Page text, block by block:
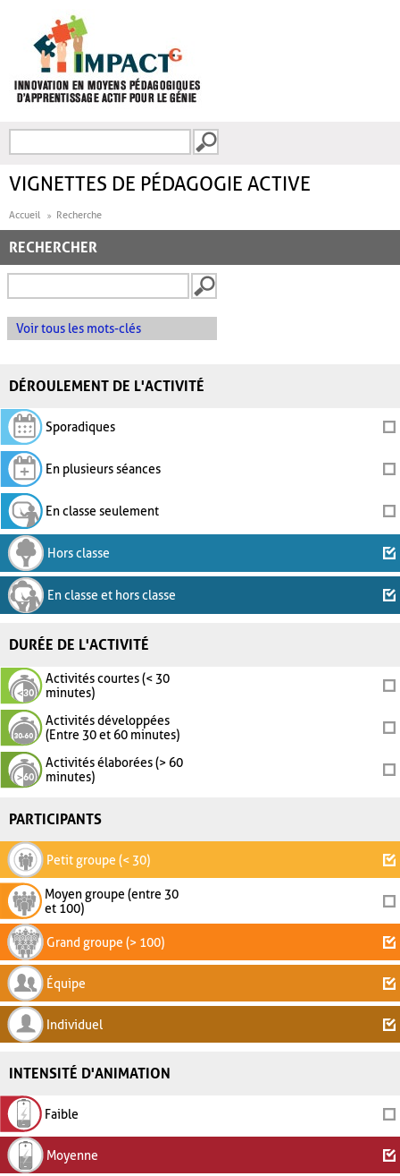
FORMULAIRE DE
VIGNETTES DE PÉDAGOGIE ACTIVE
Accueil Recherche
RECHERCHER
Voir tous les mots-clés
DÉROULEMENT DE L'ACTIVITÉ
Sporadiques
En plusieurs séances
En classe seulement
Hors classe
En classe et hors classe
DURÉE DE L'ACTIVITÉ
Activités courtes (< 30
minutes)
Activités développées
(Entre 30 et 60 minutes)
Activités élaborées (> 60
minutes)
PARTICIPANTS
Petit groupe (< 30)
Moyen groupe (entre 30
et 100)
Grand groupe (> 100)
Équipe
Individuel
INTENSITÉ D'ANIMATION
Faible
Moyenne